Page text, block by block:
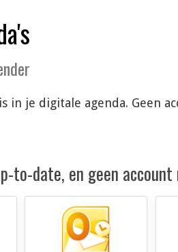
in je digitale agenda. Geen
to-date, en geen account